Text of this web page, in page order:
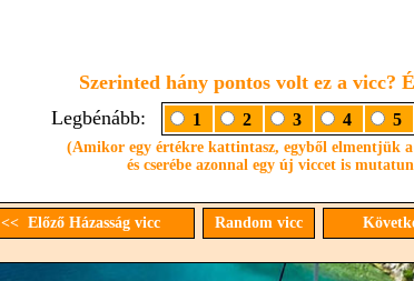
Szerinted hány pontos volt ez a vicc?
Legbénább:
1 2 3 4 5
(Amikor egy értékre kattintasz, egyből elmentjük a
és cserébe azonnal egy új viccet is
<< Előző Házasság vicc Random vicc